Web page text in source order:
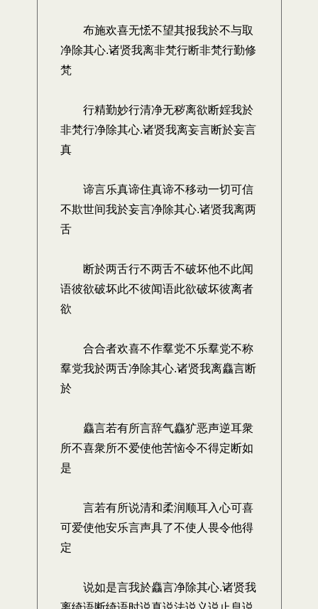
布施欢喜无恡不望其报我於不与取
净除其心.诸贤我离非梵行断非梵行勤修
梵
行精勤妙行清净无秽离欲断婬我於
非梵行净除其心.诸贤我离妄言断於妄言
真
谛言乐真谛住真谛不移动一切可信
不欺世间我於妄言净除其心.诸贤我离两
舌
断於两舌行不两舌不破坏他不此闻
语彼欲破坏此不彼闻语此欲破坏彼离者
欲
合合者欢喜不作羣党不乐羣党不称
羣党我於两舌净除其心.诸贤我离麤言断
於
麤言若有所言辞气麤犷恶声逆耳衆
所不喜衆所不爱使他苦恼令不得定断如
是
言若有所说清和柔润顺耳入心可喜
可爱使他安乐言声具了不使人畏令他得
定
说如是言我於麤言净除其心.诸贤我